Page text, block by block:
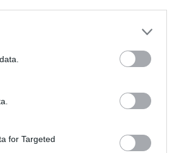
for Targeted
el rechazo de
Kiosko.net es la